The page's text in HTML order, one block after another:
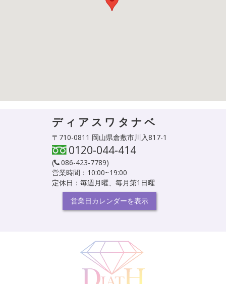
ディアスワタナベ
〒710-0811 岡山県倉敷市川入817-1
0120-044-414
( 086-423-7789)
営業時間：10:00~19:00
定休日：毎週月曜、毎月第1日曜
営業日カレンダーを表示